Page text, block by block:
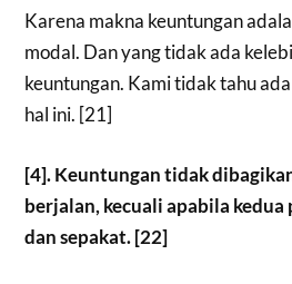
Karena makna keuntungan
modal. Dan yang tidak ada
keuntungan. Kami tidak tahu
hal ini. [21]
[4]. Keuntungan tidak
berjalan, kecuali apabila kedua
dan sepakat. [22]